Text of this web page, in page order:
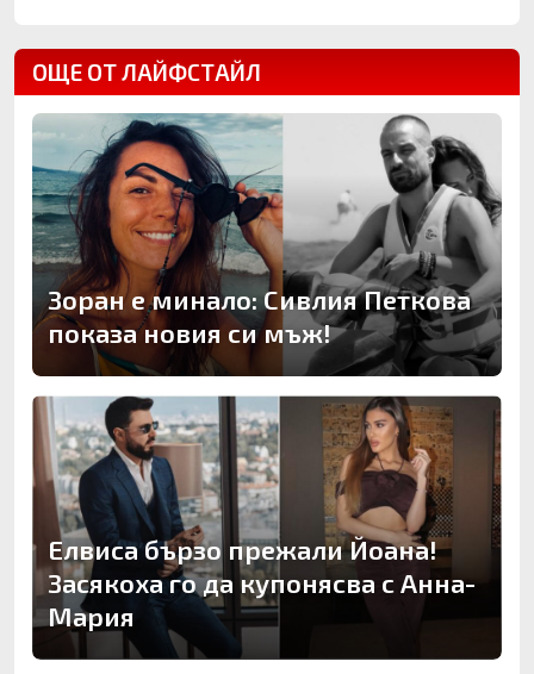
ОЩЕ ОТ ЛАЙФСТАЙЛ
Зоран е минало: Сивлия Петкова
показа новия си мъж!
Елвиса бързо прежали Йоана!
Засякоха го да купонясва с Анна-
Мария